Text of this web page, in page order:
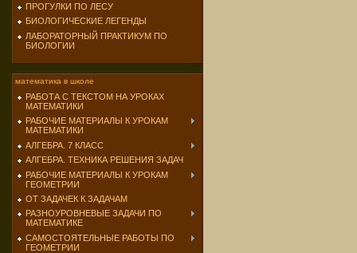
ПРОГУЛКИ ПО ЛЕСУ
БИОЛОГИЧЕСКИЕ ЛЕГЕНДЫ
ЛАБОРАТОРНЫЙ ПРАКТИКУМ ПО
БИОЛОГИИ
математика в школе
РАБОТА С ТЕКСТОМ НА УРОКАХ
МАТЕМАТИКИ
РАБОЧИЕ МАТЕРИАЛЫ К УРОКАМ
МАТЕМАТИКИ
АЛГЕБРА. 7 КЛАСС
АЛГЕБРА. ТЕХНИКА РЕШЕНИЯ ЗАДАЧ
РАБОЧИЕ МАТЕРИАЛЫ К УРОКАМ
ГЕОМЕТРИИ
ОТ ЗАДАЧЕК К ЗАДАЧАМ
РАЗНОУРОВНЕВЫЕ ЗАДАЧИ ПО
МАТЕМАТИКЕ
САМОСТОЯТЕЛЬНЫЕ РАБОТЫ ПО
ГЕОМЕТРИИ